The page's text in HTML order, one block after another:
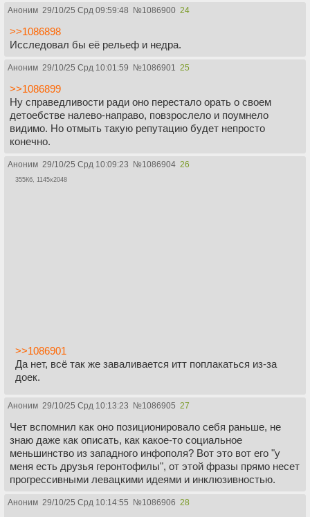
Аноним 29/10/25 Срд 09:59:48 №1086900 24
>>1086898
Исследовал бы её рельеф и недра.
Аноним 29/10/25 Срд 10:01:59 №1086901 25
>>1086899
Ну справедливости ради оно перестало орать о своем
детоебстве налево-направо, повзрослело и поумнело
видимо. Но отмыть такую репутацию будет непросто
конечно.
Аноним 29/10/25 Срд 10:09:23 №1086904 26
355Кб, 1145x2048
>>1086901
Да нет, всё так же заваливается итт поплакаться из-за
доек.
Аноним 29/10/25 Срд 10:13:23 №1086905 27
Чет вспомнил как оно позиционировало себя раньше, не
знаю даже как описать, как какое-то социальное
меньшинство из западного инфополя? Вот это вот его "у
меня есть друзья геронтофилы", от этой фразы прямо несет
прогрессивными левацкими идеями и инклюзивностью.
Аноним 29/10/25 Срд 10:14:55 №1086906 28